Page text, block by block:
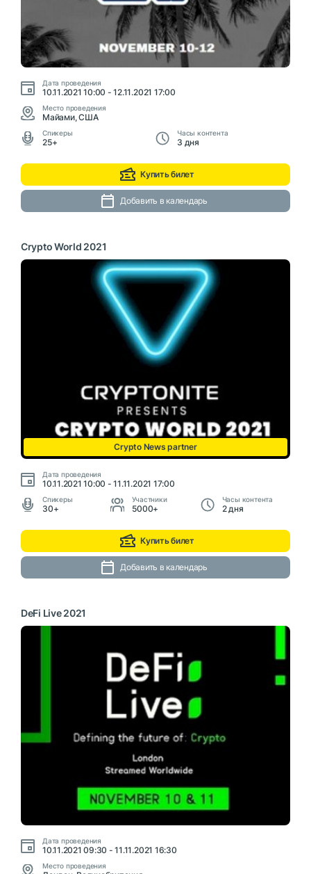
Дата проведения
10.11.2021 10:00 - 12.11.2021 17:00
Место проведения
Майами, США
Cпикеры
25+
Часы контента
3 дня
Купить билет
Добавить в календарь
Crypto World 2021
Crypto News partner
Дата проведения
10.11.2021 10:00 - 11.11.2021 17:00
Cпикеры
30+
Участники
5000+
Часы контента
2 дня
Купить билет
Добавить в календарь
DeFi Live 2021
Дата проведения
10.11.2021 09:30 - 11.11.2021 16:30
Место проведения